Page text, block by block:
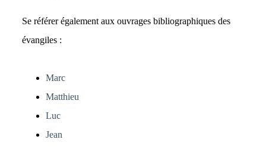
Se référer également aux ouvrages bibliographiques des
évangiles :
Marc
Matthieu
Luc
Jean